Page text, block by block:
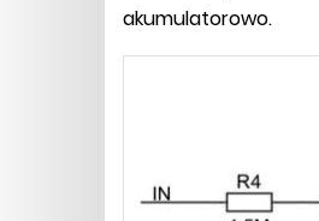
akumulatorowo.